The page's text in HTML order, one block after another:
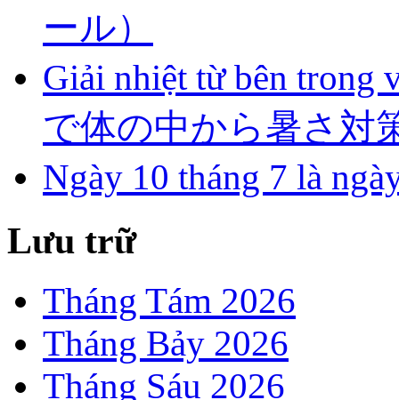
ール）
Giải nhiệt từ bên trong
で体の中から暑さ対
Ngày 10 tháng 7 là
Lưu trữ
Tháng Tám 2026
Tháng Bảy 2026
Tháng Sáu 2026